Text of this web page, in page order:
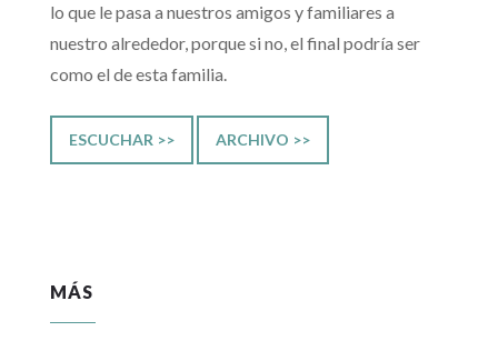
lo que le pasa a nuestros amigos y familiares a
nuestro alrededor, porque si no, el final podría ser
como el de esta familia.
ESCUCHAR >> ARCHIVO >>
MÁS